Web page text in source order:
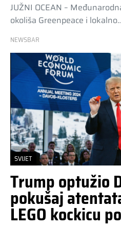
JUŽNI OCEAN –
okoliša Greenpeace i
NEWSBAR
SVIJET
Trump optužio
pokušaj
LEGO kockicu